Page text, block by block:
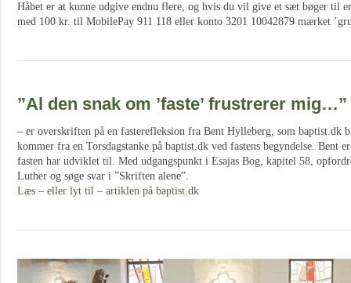
Håbet er at kunne udgive endnu flere, og hvis du vil give et sæt bøger til
med 100 kr. til MobilePay 911 118 eller konto 3201 10042879 mærket
”Al den snak om ’faste’ frustrerer mig…”
– er overskriften på en fasterefleksion fra Bent Hylleberg, som baptist.dk
kommer fra en Torsdagstanke på baptist.dk ved fastens begyndelse. Bent
fasten har udviklet til. Med udgangspunkt i Esajas Bog, kapitel 58,
Luther og søge svar i ”Skriften alene”.
Læs – eller lyt til – artiklen på baptist.dk